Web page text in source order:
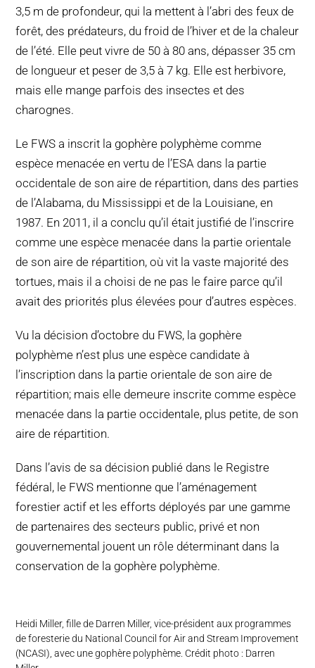
3,5 m de profondeur, qui la mettent à l’abri des feux de
forêt, des prédateurs, du froid de l’hiver et de la chaleur
de l’été. Elle peut vivre de 50 à 80 ans, dépasser 35 cm
de longueur et peser de 3,5 à 7 kg. Elle est herbivore,
mais elle mange parfois des insectes et des
charognes.
Le FWS a inscrit la gophère polyphème comme
espèce menacée en vertu de l’ESA dans la partie
occidentale de son aire de répartition, dans des parties
de l’Alabama, du Mississippi et de la Louisiane, en
1987. En 2011, il a conclu qu’il était justifié de l’inscrire
comme une espèce menacée dans la partie orientale
de son aire de répartition, où vit la vaste majorité des
tortues, mais il a choisi de ne pas le faire parce qu’il
avait des priorités plus élevées pour d’autres espèces.
Vu la décision d’octobre du FWS, la gophère
polyphème n’est plus une espèce candidate à
l’inscription dans la partie orientale de son aire de
répartition; mais elle demeure inscrite comme espèce
menacée dans la partie occidentale, plus petite, de son
aire de répartition.
Dans l’avis de sa décision publié dans le Registre
fédéral, le FWS mentionne que l’aménagement
forestier actif et les efforts déployés par une gamme
de partenaires des secteurs public, privé et non
gouvernemental jouent un rôle déterminant dans la
conservation de la gophère polyphème.
Heidi Miller, fille de Darren Miller, vice-président aux programmes
de foresterie du National Council for Air and Stream Improvement
(NCASI), avec une gophère polyphème. Crédit photo : Darren